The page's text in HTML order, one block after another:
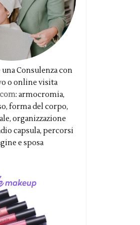
Consulenza con
o online visita
: armocromia,
forma del corpo,
organizzazione
capsula, percorsi
e sposa